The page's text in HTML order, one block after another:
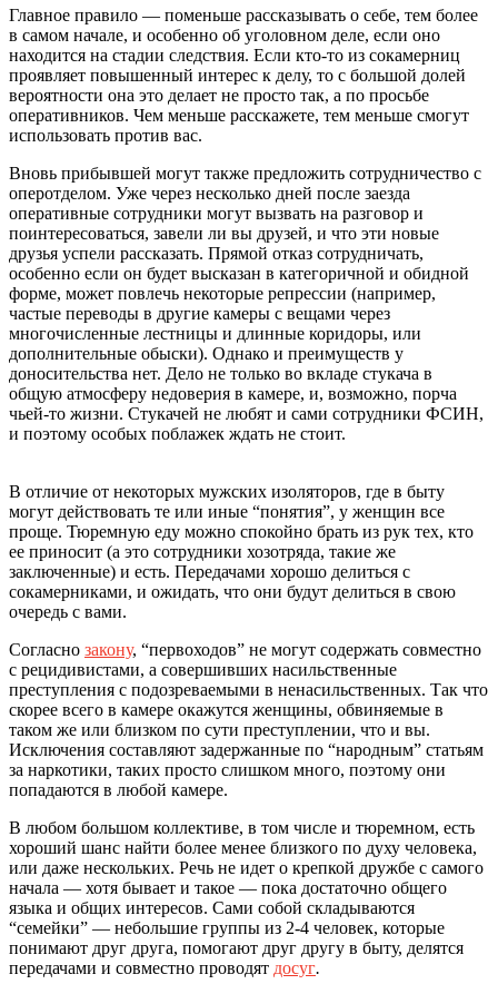
Главное правило — поменьше рассказывать о себе, тем более
в самом начале, и особенно об уголовном деле, если оно
находится на стадии следствия. Если кто-то из сокамерниц
проявляет повышенный интерес к делу, то с большой долей
вероятности она это делает не просто так, а по просьбе
оперативников. Чем меньше расскажете, тем меньше смогут
использовать против вас.
Вновь прибывшей могут также предложить сотрудничество с
оперотделом. Уже через несколько дней после заезда
оперативные сотрудники могут вызвать на разговор и
поинтересоваться, завели ли вы друзей, и что эти новые
друзья успели рассказать. Прямой отказ сотрудничать,
особенно если он будет высказан в категоричной и обидной
форме, может повлечь некоторые репрессии (например,
частые переводы в другие камеры с вещами через
многочисленные лестницы и длинные коридоры, или
дополнительные обыски). Однако и преимуществ у
доносительства нет. Дело не только во вкладе стукача в
общую атмосферу недоверия в камере, и, возможно, порча
чьей-то жизни. Стукачей не любят и сами сотрудники ФСИН,
и поэтому особых поблажек ждать не стоит.
В отличие от некоторых мужских изоляторов, где в быту
могут действовать те или иные “понятия”, у женщин все
проще. Тюремную еду можно спокойно брать из рук тех, кто
ее приносит (а это сотрудники хозотряда, такие же
заключенные) и есть. Передачами хорошо делиться с
сокамерниками, и ожидать, что они будут делиться в свою
очередь с вами.
Согласно закону, “первоходов” не могут содержать совместно
с рецидивистами, а совершивших насильственные
преступления с подозреваемыми в ненасильственных. Так что
скорее всего в камере окажутся женщины, обвиняемые в
таком же или близком по сути преступлении, что и вы.
Исключения составляют задержанные по “народным” статьям
за наркотики, таких просто слишком много, поэтому они
попадаются в любой камере.
В любом большом коллективе, в том числе и тюремном, есть
хороший шанс найти более менее близкого по духу человека,
или даже нескольких. Речь не идет о крепкой дружбе с самого
начала — хотя бывает и такое — пока достаточно общего
языка и общих интересов. Сами собой складываются
“семейки” — небольшие группы из 2-4 человек, которые
понимают друг друга, помогают друг другу в быту, делятся
передачами и совместно проводят досуг.